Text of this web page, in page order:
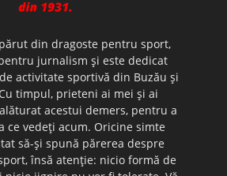
din dragoste pentru sport,
jurnalism şi este dedicat
activitate sportivă din Buzău şi
timpul, prieteni ai mei şi ai
acestui demers, pentru a
ce vedeţi acum. Oricine simte
să-şi spună părerea despre
însă atenţie: nicio formă de